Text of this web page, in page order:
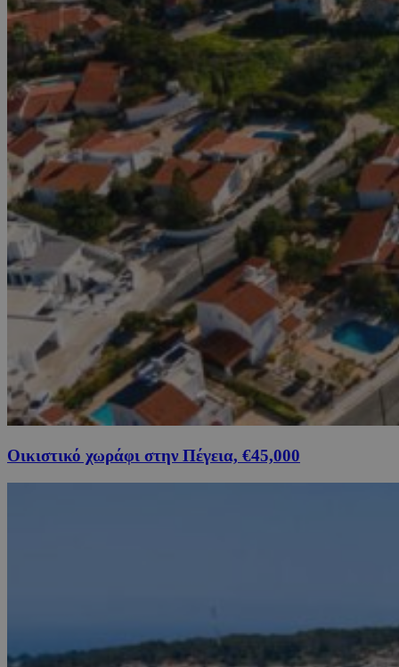
Οικιστικό χωράφι στην Πέγεια, €45,000